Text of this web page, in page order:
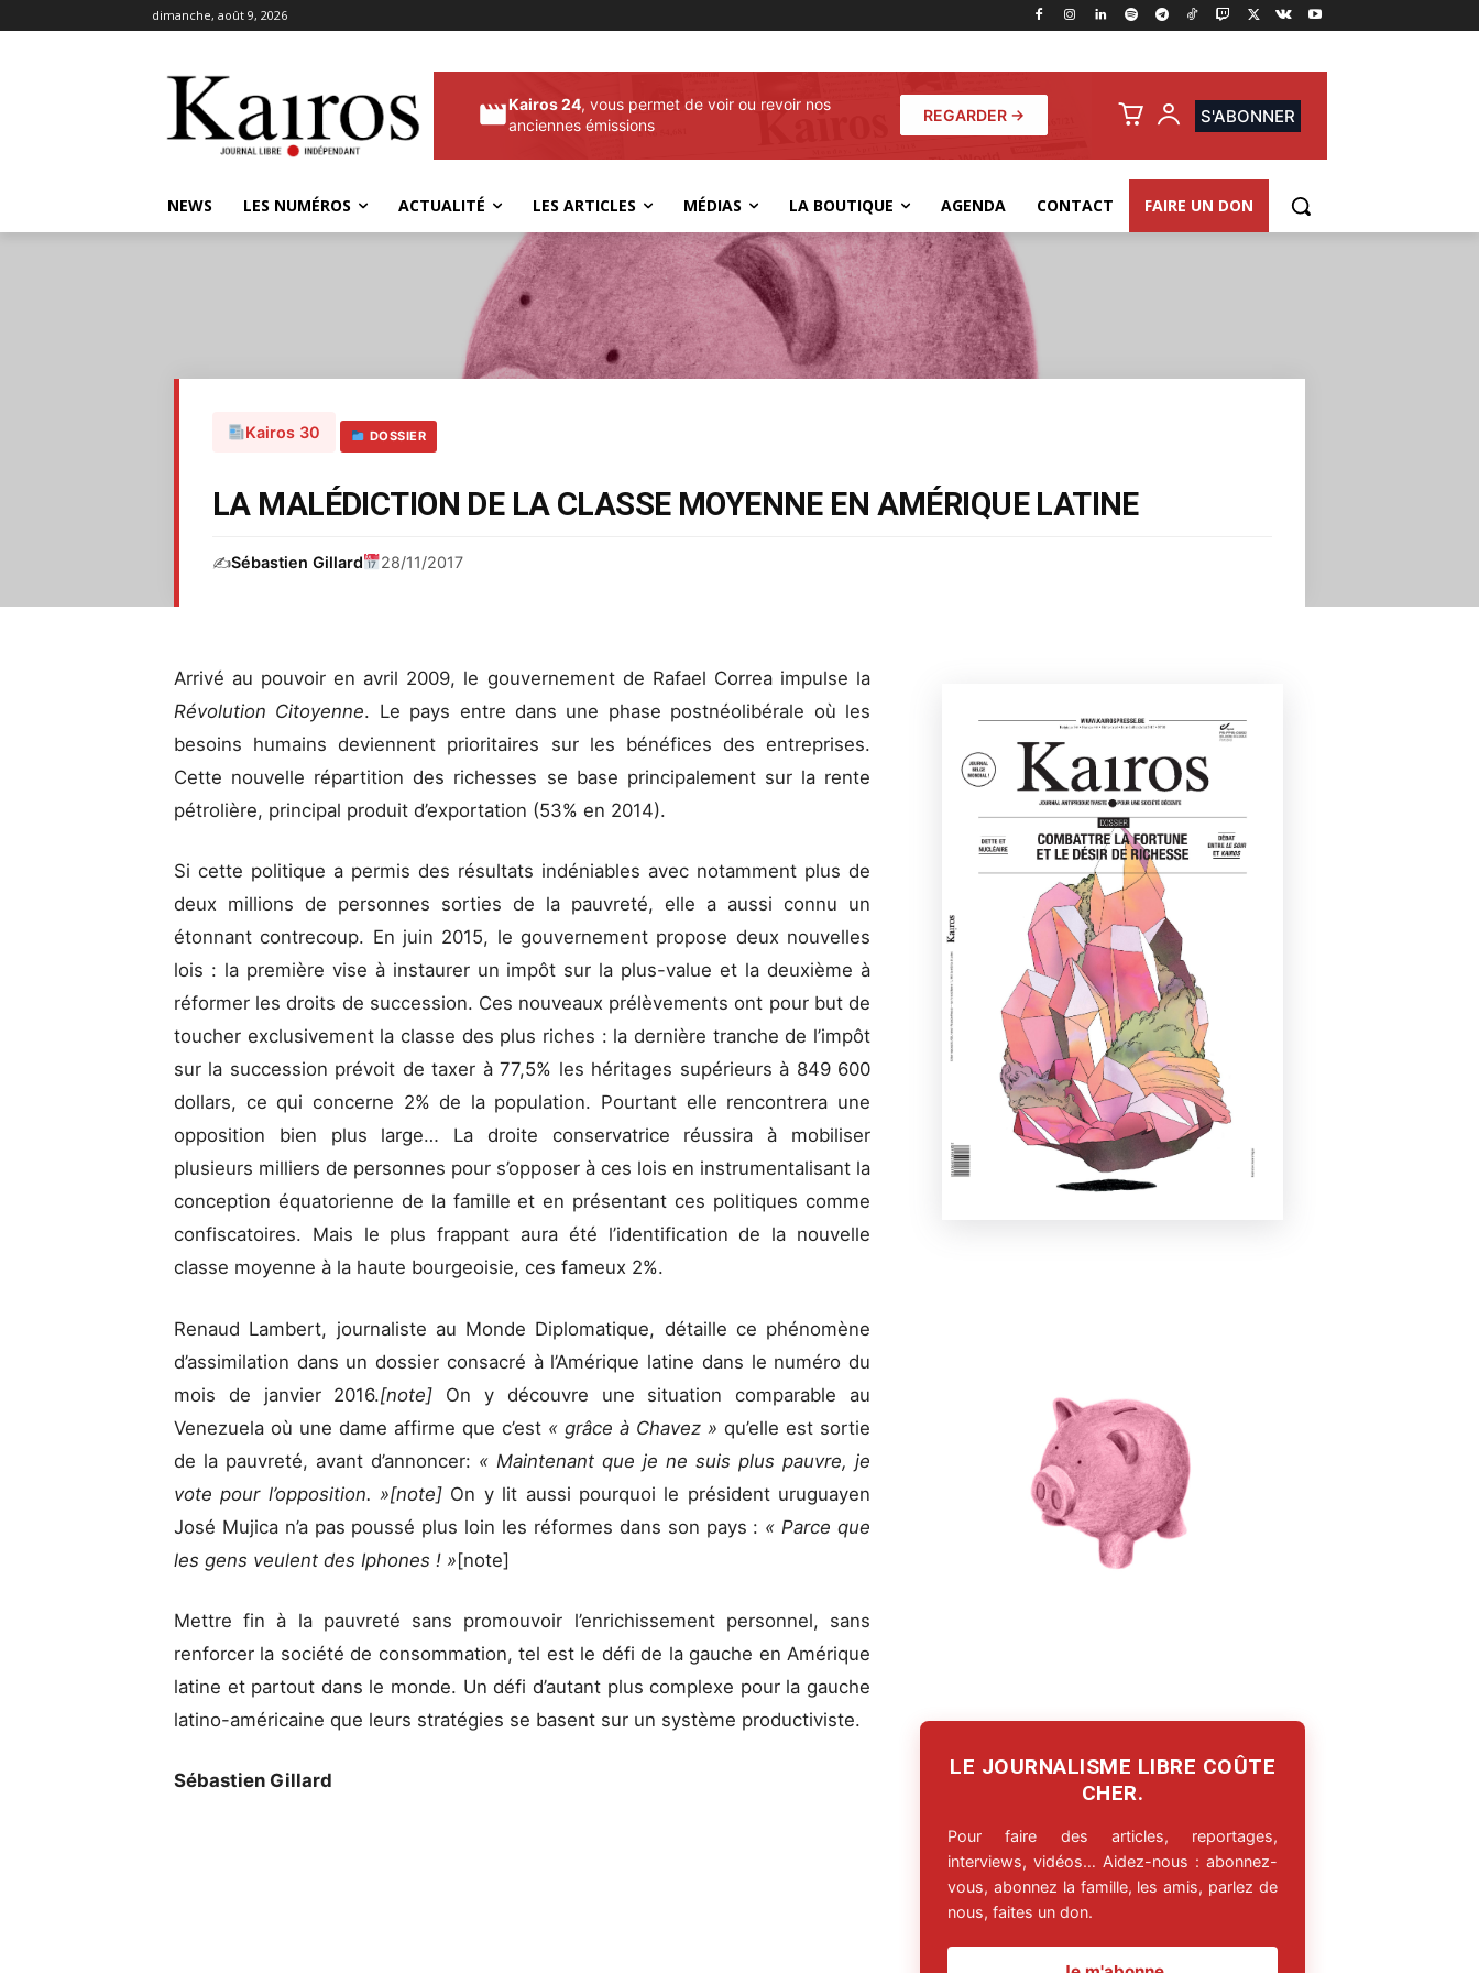
dimanche, août 9, 2026
Kairos 24, vous permet de voir ou revoir nos
anciennes émissions
REGARDER → S'ABONNER
NEWS LES NUMÉROS ACTUALITÉ LES ARTICLES MÉDIAS LA BOUTIQUE AGENDA CONTACT FAIRE UN DON
Kairos 30 DOSSIER
LA MALÉDICTION DE LA CLASSE MOYENNE EN AMÉRIQUE LATINE
✍️Sébastien Gillard 28/11/2017
Arrivé au pouvoir en avril 2009, le gouvernement de Rafael Correa impulse la
Révolution Citoyenne. Le pays entre dans une phase postnéolibérale où les
besoins humains deviennent prioritaires sur les bénéfices des entreprises.
Cette nouvelle répartition des richesses se base principalement sur la rente
pétrolière, principal produit d’exportation (53% en 2014).
Si cette politique a permis des résultats indéniables avec notamment plus de
deux millions de personnes sorties de la pauvreté, elle a aussi connu un
étonnant contrecoup. En juin 2015, le gouvernement propose deux nouvelles
lois : la première vise à instaurer un impôt sur la plus-value et la deuxième à
réformer les droits de succession. Ces nouveaux prélèvements ont pour but de
toucher exclusivement la classe des plus riches : la dernière tranche de l’impôt
sur la succession prévoit de taxer à 77,5% les héritages supérieurs à 849 600
dollars, ce qui concerne 2% de la population. Pourtant elle rencontrera une
opposition bien plus large… La droite conservatrice réussira à mobiliser
plusieurs milliers de personnes pour s’opposer à ces lois en instrumentalisant la
conception équatorienne de la famille et en présentant ces politiques comme
confiscatoires. Mais le plus frappant aura été l’identification de la nouvelle
classe moyenne à la haute bourgeoisie, ces fameux 2%.
Renaud Lambert, journaliste au Monde Diplomatique, détaille ce phénomène
d’assimilation dans un dossier consacré à l’Amérique latine dans le numéro du
mois de janvier 2016.[note] On y découvre une situation comparable au
Venezuela où une dame affirme que c’est « grâce à Chavez » qu’elle est sortie
de la pauvreté, avant d’annoncer: « Maintenant que je ne suis plus pauvre, je
vote pour l’opposition. »[note] On y lit aussi pourquoi le président uruguayen
José Mujica n’a pas poussé plus loin les réformes dans son pays : « Parce que
les gens veulent des Iphones ! »[note]
Mettre fin à la pauvreté sans promouvoir l’enrichissement personnel, sans
renforcer la société de consommation, tel est le défi de la gauche en Amérique
latine et partout dans le monde. Un défi d’autant plus complexe pour la gauche
latino-américaine que leurs stratégies se basent sur un système productiviste.
Sébastien Gillard
LE JOURNALISME LIBRE COÛTE
CHER.
Pour faire des articles, reportages,
interviews, vidéos… Aidez-nous : abonnez-
vous, abonnez la famille, les amis, parlez de
nous, faites un don.